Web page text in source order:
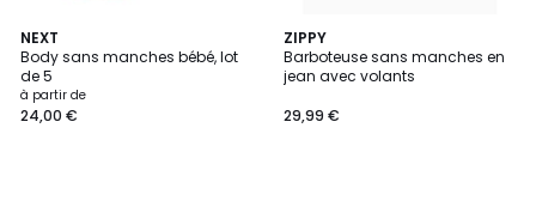
NEXT
Body sans manches bébé, lot
de 5
à partir de
24,00 €
ZIPPY
Barboteuse sans manches en
jean avec volants
29,99 €